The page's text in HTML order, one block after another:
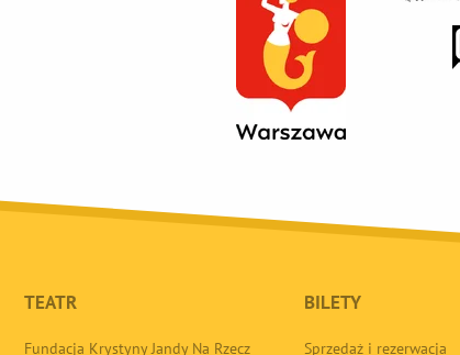
TEATR
Fundacja Krystyny Jandy Na Rzecz
BILETY
Sprzedaż i rezerwacja